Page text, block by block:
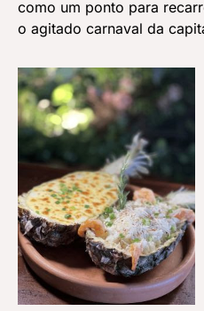
como um ponto para
o agitado carnaval da